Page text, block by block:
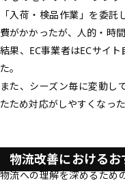
「入荷・検品作業」を委
費がかかったが、人的・時
結果、EC事業者はECサイ
た。
また、シーズン毎に変動し
たため対応がしやすくなった
物流改善におけるお
物流への理解を深めるため